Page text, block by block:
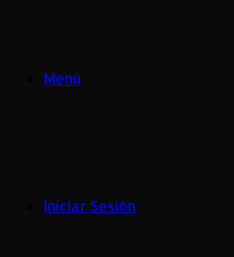
Menú
Iniciar Sesión